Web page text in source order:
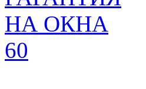
НА ОКНА
60